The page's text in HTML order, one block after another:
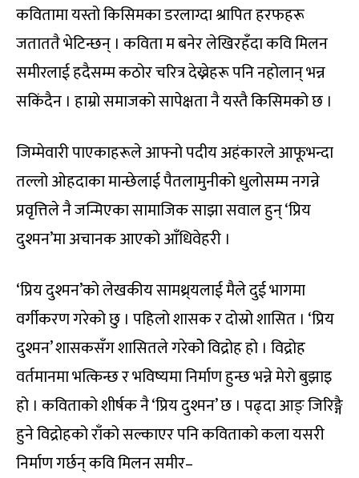
कवितामा यस्तो किसिमका डरलाग्दा श्रापित हरफहरू
जताततै भेटिन्छन् । कविता म बनेर लेखिरहँदा कवि मिलन
समीरलाई हदैसम्म कठोर चरित्र देख्नेहरू पनि नहोलान् भन्न
सकिंदैन । हाम्रो समाजको सापेक्षता नै यस्तै किसिमको छ ।
जिम्मेवारी पाएकाहरूले आफ्नो पदीय अहंकारले आफूभन्दा
तल्लो ओहदाका मान्छेलाई पैतलामुनीको धुलोसम्म नगन्ने
प्रवृत्तिले नै जन्मिएका सामाजिक साझा सवाल हुन् ‘प्रिय
दुश्मन’मा अचानक आएको आँधिवेहरी ।
‘प्रिय दुश्मन’को लेखकीय सामथ्र्यलाई मैले दुई भागमा
वर्गीकरण गरेको छु । पहिलो शासक र दोस्रो शासित । ‘प्रिय
दुश्मन’ शासकसँग शासितले गरेकोे विद्रोह हो । विद्रोह
वर्तमानमा भत्किन्छ र भविष्यमा निर्माण हुन्छ भन्ने मेरो बुझाइ
हो । कविताको शीर्षक नै ‘प्रिय दुश्मन’ छ । पढ्दा आङ् जिरिङ्गै
हुने विद्रोहको राँको सल्काएर पनि कविताको कला यसरी
निर्माण गर्छन् कवि मिलन समीर–